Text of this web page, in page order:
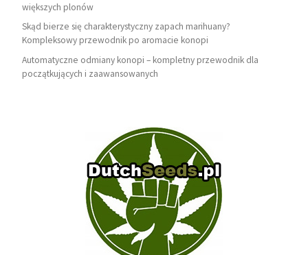
większych plonów
Skąd bierze się charakterystyczny zapach marihuany?
Kompleksowy przewodnik po aromacie konopi
Automatyczne odmiany konopi – kompletny przewodnik dla
początkujących i zaawansowanych